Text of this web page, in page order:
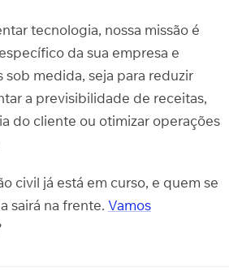
tecnologia, nossa missão é
da sua empresa e
sob medida, seja para reduzir
a previsibilidade de receitas,
do cliente ou otimizar operações
civil já está em curso, e quem se
sairá na frente. Vamos